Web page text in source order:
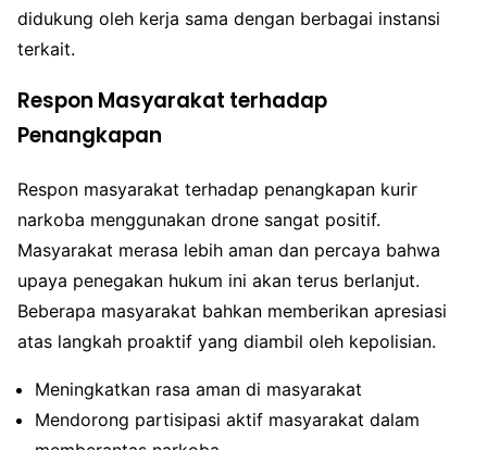
didukung oleh kerja sama dengan berbagai instansi
terkait.
Respon Masyarakat terhadap
Penangkapan
Respon masyarakat terhadap penangkapan kurir
narkoba menggunakan drone sangat positif.
Masyarakat merasa lebih aman dan percaya bahwa
upaya penegakan hukum ini akan terus berlanjut.
Beberapa masyarakat bahkan memberikan apresiasi
atas langkah proaktif yang diambil oleh kepolisian.
Meningkatkan rasa aman di masyarakat
Mendorong partisipasi aktif masyarakat dalam